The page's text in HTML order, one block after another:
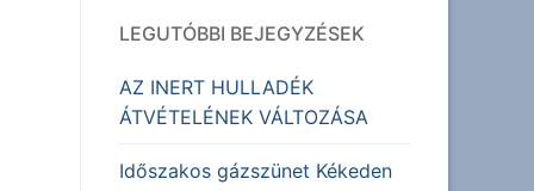
LEGUTÓBBI BEJEGYZÉSEK
AZ INERT HULLADÉK
ÁTVÉTELÉNEK VÁLTOZÁSA
Időszakos gázszünet Kékeden